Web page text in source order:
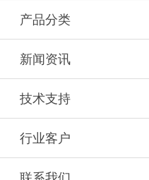
产品分类
新闻资讯
技术支持
行业客户